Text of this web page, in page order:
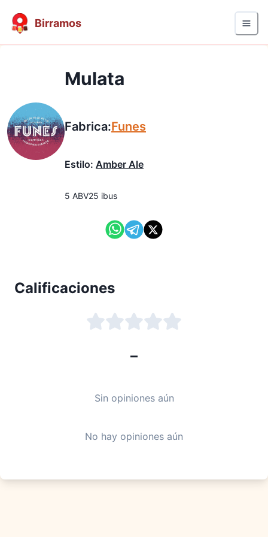
Birramos
Mulata
Fabrica:Funes
Estilo: Amber Ale
5 ABV25 ibus
Calificaciones
–
Sin opiniones aún
No hay opiniones aún